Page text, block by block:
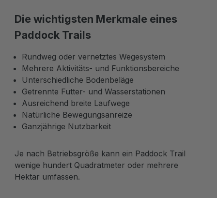
Die wichtigsten Merkmale eines
Paddock Trails
Rundweg oder vernetztes Wegesystem
Mehrere Aktivitäts- und Funktionsbereiche
Unterschiedliche Bodenbeläge
Getrennte Futter- und Wasserstationen
Ausreichend breite Laufwege
Natürliche Bewegungsanreize
Ganzjährige Nutzbarkeit
Je nach Betriebsgröße kann ein Paddock Trail
wenige hundert Quadratmeter oder mehrere
Hektar umfassen.